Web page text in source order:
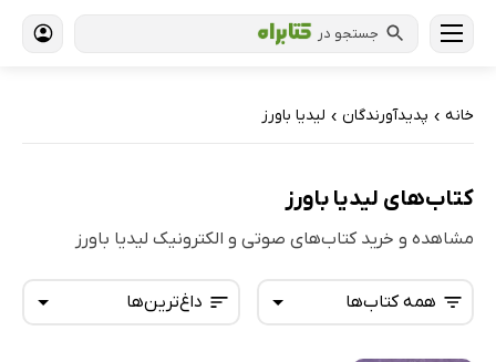
جستجو در
خانه › پدیدآورندگان › لیدیا باورز
کتاب‌های لیدیا باورز
مشاهده و خرید کتاب‌های صوتی و الکترونیک لیدیا باورز
داغ‌ترین‌ها همه کتاب‌ها